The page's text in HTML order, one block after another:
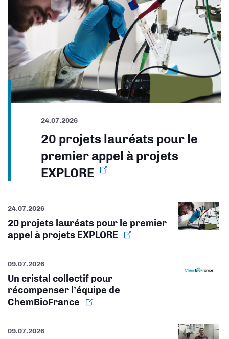
24.07.2026
20 projets lauréats pour le
premier appel à projets
EXPLORE
24.07.2026
20 projets lauréats pour le premier
appel à projets EXPLORE
09.07.2026
Un cristal collectif pour
récompenser l’équipe de
ChemBioFrance
09.07.2026